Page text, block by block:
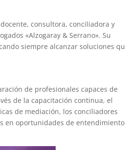
consultora, conciliadora y
«Alzogaray & Serrano». Su
siempre alcanzar soluciones
de profesionales capaces de
de la capacitación continua, el
de mediación, los conciliadores
en oportunidades de